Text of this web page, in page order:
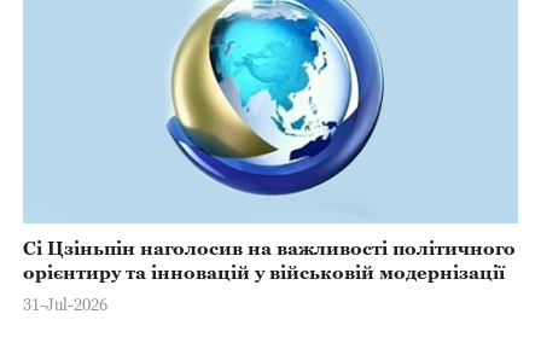
Сі Цзіньпін наголосив на важливості політичного
орієнтиру та інновацій у військовій модернізації
31-Jul-2026